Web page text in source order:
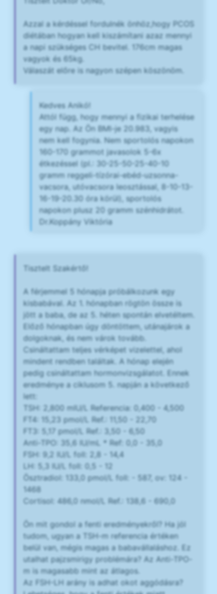
Azzal a kérdéssel fordulnék önhöz,hogy PCOS
diétában hogyan kell kiszámítani azaz mennyi
a napi szükséges CH bevitel. 176cm magas
vagyok és 65kg.
Válaszát előre is nagyon szépen köszönöm.
Kedves Anikó!
Attól függ, hogy mennyi a fizikai terhelése
egy nap. Az Ön BMI-je 20.983, vagyis
nem kell fogynia. Nem sportolós napokon
160-170 grammot javasolok 5-6x
étkezéssel (pl.: 30-25-50-25-40-10
gramm reggeli-tízórai-ebéd-uzsonna-
vacsora, utóvacsora leosztással, 8-10-13-
16-19-20.30 óra körül), sportolós
napokon plusz 20 gramm szénhidrátot.
Dr.Koppány Viktória
Tisztelt Szakértő!
A férjemmel 5 hónapja próbálkozunk egy
kisbabával. Az 1. hónapban rögtön össze is
jött a baba, de az 5. héten spontán elvetéltem.
Előző hónapban úgy döntöttem, utánajárok a
dolgoknak, és nem várok tovább.
Csináltattam teljes vérképet vizelettel, ahol
mindent rendben találtak. A hónap elején
pedig csináltattam hormonvizsgálatot. Ennek
eredménye a ciklusom 5. napján a következő
lett:
TSH: 2,800 mIU/L Referencia: 0,400 - 4,500
FT4: 15,23 pmol/L Ref.: 11,50 - 22,70
FT3: 5,17 pmol/L Ref.: 3,50 - 6,50
Anti-TPO: 35,6 IU/mL * Ref: 0,0 - 35,0
FSH: 9,2 IU/L foll: 2,8 - 14,4
LH: 5,3 IU/L foll: 0,5 - 12
Ösztradiol: 133,0 pmol/L foll: - 587, ov: 124 -
1468
Cortisol: 486,0 nmol/L Ref.: 138,6 - 690,0
Ön mit gondol a fenti eredményekről? Ha jól
tudom, ugyan a TSH-m referencia értéken
belül van, mégis magas a babavállaláshoz. Ez
utalhat pajzsmirigy problémára? Az Anti-TPO-
m is magasabb mint az átlagos.
Az FSH-LH arány is adhat okot aggódásra?